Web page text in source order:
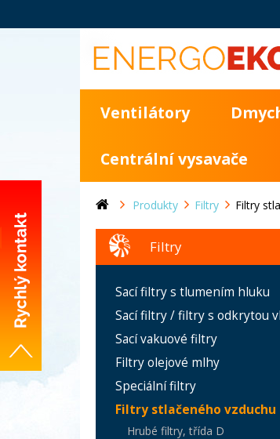
+420 281 981 055
info@energoekonom.cz
Wolkerova 433
CZ-250 82 Úvaly
Ventilátory
Centrální vysavače
Produkty Filtry Filtry
Filtry
Sací filtry s tlumením hluku
Sací filtry / filtry s odkrytou
Sací vakuové filtry
Filtry olejové mlhy
Speciální filtry
Filtry stlačeného vzduchu
Hrubé filtry, třída D